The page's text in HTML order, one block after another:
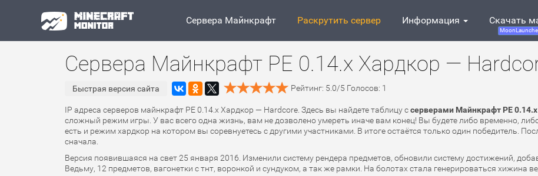
Сервера Майнкрафт Раскрутить сервер Информация Скачать
Сервера Майнкрафт PE 0.14.x Хардкор —
Быстрая версия сайта Рейтинг: 5.0/5 Голосов: 1
IP адреса серверов майнкрафт PE 0.14.x Хардкор — Hardcore. Здесь вы найдете таблицу ссерверами Майнкрафт PE
сложный режим игры. У вас всего одна жизнь, вам не дозволено умереть иначе вам конец! Вы будете либо временно,
есть и режим хардкор на котором вы соревнуетесь с другими участниками. В итоге остаётся только один победитель.
сначала.
Версия появившаяся на свет 25 января 2016. Изменили систему рендера предметов, обновили систему достижений,
Ведьму, 12 предметов, вагонетки с тнт, воронкой и сундуком, а так же рамки. На болотах стала генерироваться хижина